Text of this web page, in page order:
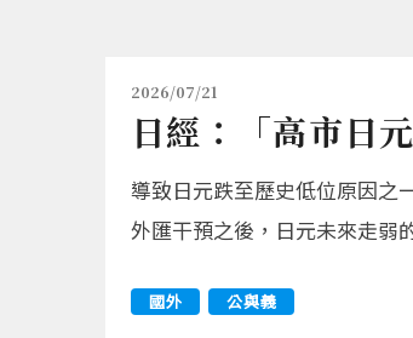
2026/07/21
日經：「高市日
導致日元跌至歷史低位原因之
外匯干預之後，日元未來走弱
國外 公與義